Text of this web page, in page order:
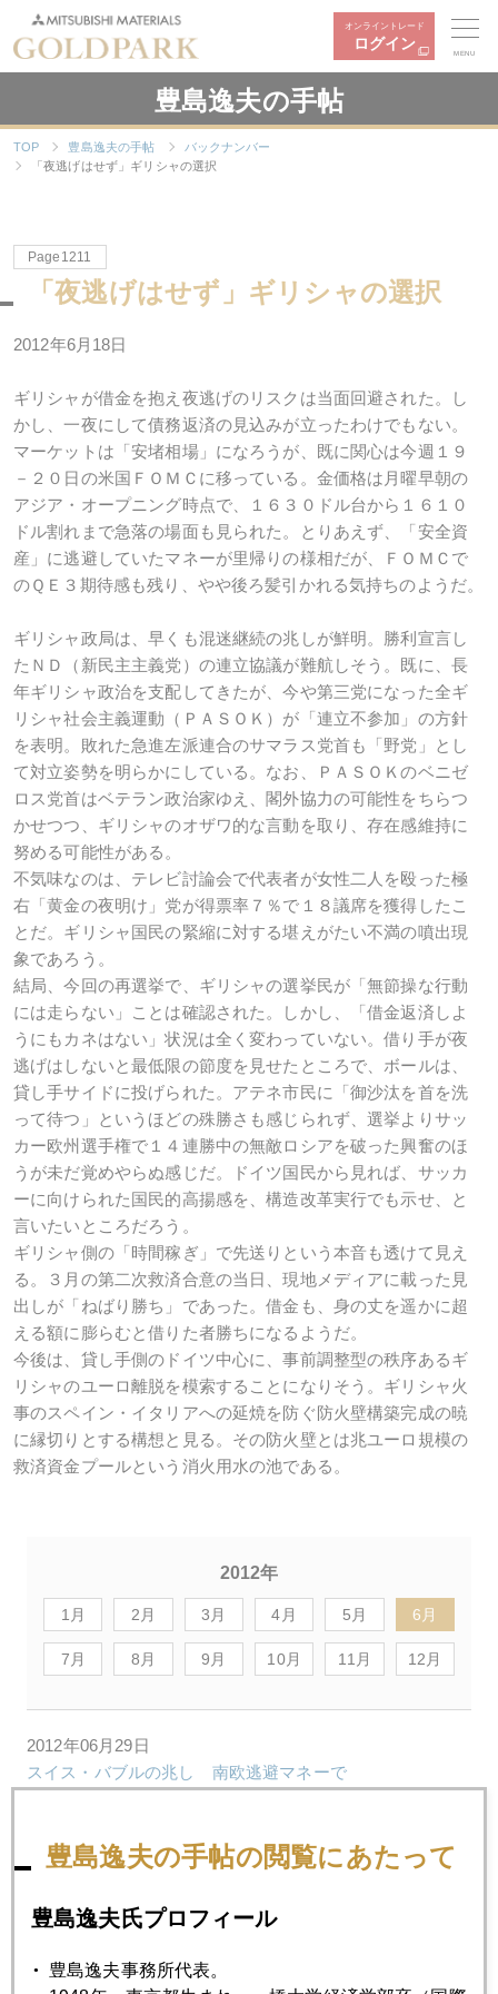
オンライントレード
ログイン
MENU
豊島逸夫の手帖
TOP 豊島逸夫の手帖
バックナンバー
「夜逃げはせず」ギリシャの選択
Page1211
「夜逃げはせず」ギリシャの選択
2012年6月18日
ギリシャが借金を抱え夜逃げのリスクは当面回避された。し
かし、一夜にして債務返済の見込みが立ったわけでもない。
マーケットは「安堵相場」になろうが、既に関心は今週１９
－２０日の米国ＦＯＭＣに移っている。金価格は月曜早朝の
アジア・オープニング時点で、１６３０ドル台から１６１０
ドル割れまで急落の場面も見られた。とりあえず、「安全資
産」に逃避していたマネーが里帰りの様相だが、ＦＯＭＣで
のＱＥ３期待感も残り、やや後ろ髪引かれる気持ちのようだ。
ギリシャ政局は、早くも混迷継続の兆しが鮮明。勝利宣言し
たＮＤ（新民主主義党）の連立協議が難航しそう。既に、長
年ギリシャ政治を支配してきたが、今や第三党になった全ギ
リシャ社会主義運動（ＰＡＳＯＫ）が「連立不参加」の方針
を表明。敗れた急進左派連合のサマラス党首も「野党」とし
て対立姿勢を明らかにしている。なお、ＰＡＳＯＫのベニゼ
ロス党首はベテラン政治家ゆえ、閣外協力の可能性をちらつ
かせつつ、ギリシャのオザワ的な言動を取り、存在感維持に
努める可能性がある。
不気味なのは、テレビ討論会で代表者が女性二人を殴った極
右「黄金の夜明け」党が得票率７％で１８議席を獲得したこ
とだ。ギリシャ国民の緊縮に対する堪えがたい不満の噴出現
象であろう。
結局、今回の再選挙で、ギリシャの選挙民が「無節操な行動
には走らない」ことは確認された。しかし、「借金返済しよ
うにもカネはない」状況は全く変わっていない。借り手が夜
逃げはしないと最低限の節度を見せたところで、ボールは、
貸し手サイドに投げられた。アテネ市民に「御沙汰を首を洗
って待つ」というほどの殊勝さも感じられず、選挙よりサッ
カー欧州選手権で１４連勝中の無敵ロシアを破った興奮のほ
うが未だ覚めやらぬ感じだ。ドイツ国民から見れば、サッカ
ーに向けられた国民的高揚感を、構造改革実行でも示せ、と
言いたいところだろう。
ギリシャ側の「時間稼ぎ」で先送りという本音も透けて見え
る。３月の第二次救済合意の当日、現地メディアに載った見
出しが「ねばり勝ち」であった。借金も、身の丈を遥かに超
える額に膨らむと借りた者勝ちになるようだ。
今後は、貸し手側のドイツ中心に、事前調整型の秩序あるギ
リシャのユーロ離脱を模索することになりそう。ギリシャ火
事のスペイン・イタリアへの延焼を防ぐ防火壁構築完成の暁
に縁切りとする構想と見る。その防火壁とは兆ユーロ規模の
救済資金プールという消火用水の池である。
2012年
1月 2月 3月 4月 5月 6月
7月 8月 9月 10月 11月 12月
2012年06月29日
スイス・バブルの兆し 南欧逃避マネーで
2012年06月27日
ドイツ格下げ、トリプルＡは絶滅危惧種
政局混迷でも買われる円
豊島逸夫の手帖の閲覧にあたって
豊島逸夫氏プロフィール
豊島逸夫事務所代表。